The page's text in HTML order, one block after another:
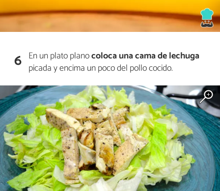
6 En un plato planocoloca unacama de lechuga
picada y encima un poco del pollo cocido.